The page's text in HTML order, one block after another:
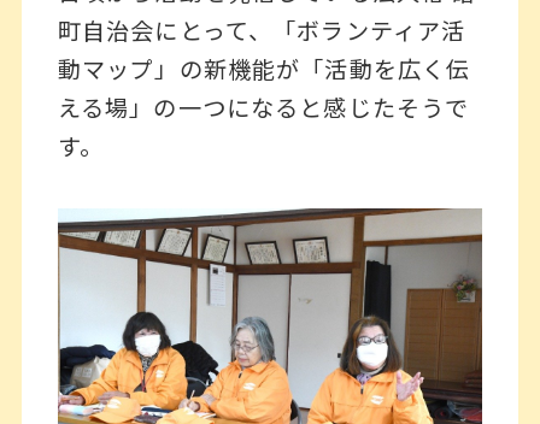
町自治会にとって、「ボランティア活
動マップ」の新機能が「活動を広く伝
える場」の一つになると感じたそうで
す。